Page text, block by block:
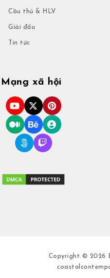
Cầu thủ & HLV
Giải đấu
Tin tức
Mạng xã hội
Copyright © 2026